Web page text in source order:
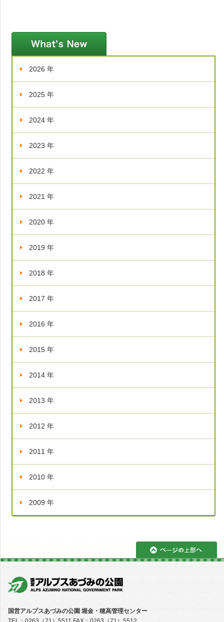
2026 年
2025 年
2024 年
2023 年
2022 年
2021 年
2020 年
2019 年
2018 年
2017 年
2016 年
2015 年
2014 年
2013 年
2012 年
2011 年
2010 年
2009 年
国営アルプスあづみの公園 堀金・穂高管理センター